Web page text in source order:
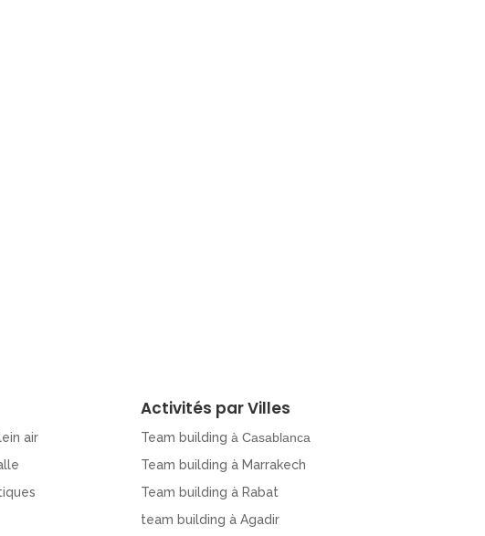
air
Activités par Villes
Team building à Casablanca
Team building à Marrakech
Team building à Rabat
team building à Agadir